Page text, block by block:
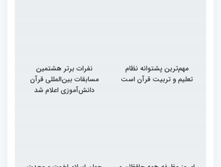
مهم‌ترین پشتوانه نظام
تعلیم و تربیت قرآن است
نفرات برتر هشتمین
مسابقات بین‌المللی قرآن
دانش‌آموزی اعلام شد